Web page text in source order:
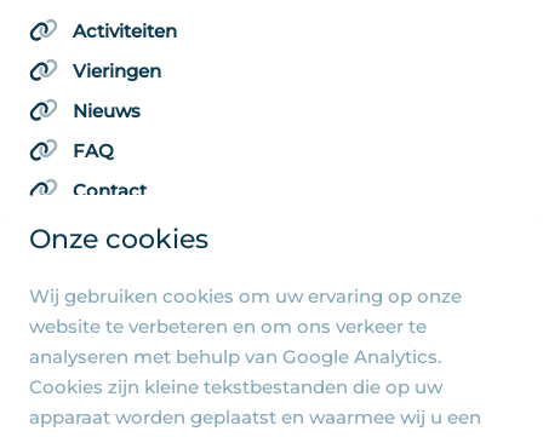
Onze cookies
Wij gebruiken cookies om uw ervaring op onze
website te verbeteren en om ons verkeer te
analyseren met behulp van Google Analytics.
Cookies zijn kleine tekstbestanden die op uw
apparaat worden geplaatst en waarmee wij u een
Activiteiten
Vieringen
Nieuws
FAQ
Contact
Algemene pagina's
Privacy beleid
Cookie-instellingen